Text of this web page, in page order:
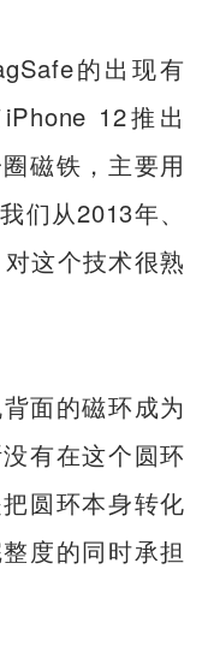
的出现有
12推出
磁铁，主要用
们从2013年、
这个技术很熟
面的磁环成为
有在这个圆环
圆环本身转化
度的同时承担